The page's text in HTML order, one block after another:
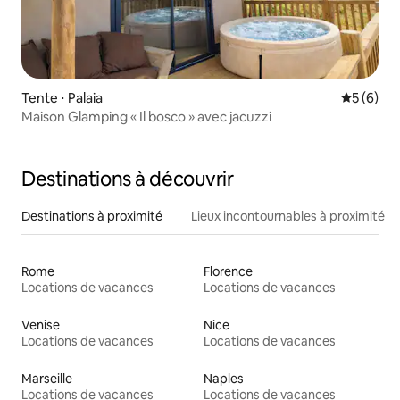
Tente ⋅ Palaia
5 (6)
Maison Glamping « Il bosco » avec jacuzzi
Destinations à découvrir
Destinations à proximité Lieux incontournables à proximité
Rome
Locations de vacances
Florence
Locations de vacances
Venise
Locations de vacances
Nice
Locations de vacances
Marseille
Locations de vacances
Naples
Locations de vacances